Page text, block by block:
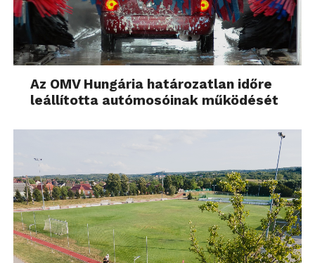
Az OMV Hungária határozatlan időre
leállította autómosóinak működését